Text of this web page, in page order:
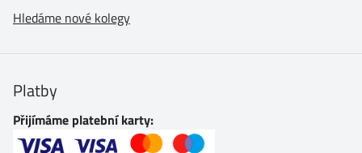
Hledáme nové kolegy
Platby
Přijímáme platební karty: